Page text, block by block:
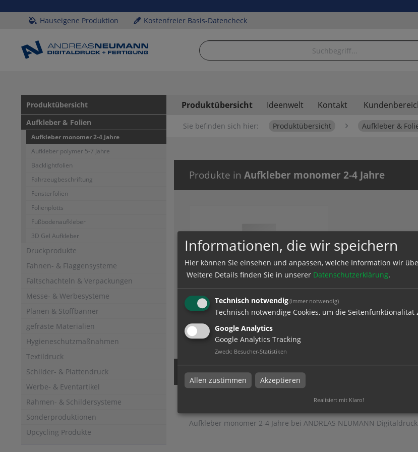
Hauseigene Produktion Kostenfreier Basis-Datencheck
Produktübersicht
Aufkleber & Folien
Aufkleber monomer 2-4 Jahre
Aufkleber polymer 5-7 Jahre
Backlightfolien
Fahrzeugbeschriftung
Fensterfolien
Folienplotts
Fußbodenaufkleber
3D Gel Aufkleber
Druckprodukte
Fahnen- & Flaggensysteme
Faltschachteln & Verpackungen
Messe- & Werbesysteme
Planen & Stoffbanner
gefräste Materialien
Hygieneschutzmaßnahmen
Textildruck
Schilder- & Plattendruck
Werbe- & Eventartikel
Rahmen- & Schildersysteme
Sonderproduktionen
Upcycling Produkte
Produktübersicht Ideenwelt Kontakt
Sie befinden sich hier: Produktübersicht Aufkleber &
Produkte in Aufkleber monomer 2-4 Jahre
transparent
zum Artikel
Aufkleber monomer 2-4 Jahre
Aufkleber monomer 2-4 Jahre bei ANDREAS NEUMANN
Informationen, die wir speichern
Hier können Sie einsehen und anpassen, welche Information wir
Weitere Details finden Sie in unserer Datenschutzerklärung.
Technisch notwendig(immer notwendig)
Technisch notwendige Cookies, um die Seitenfunktionalität
Google Analytics
Google Analytics Tracking
Zweck: Besucher-Statistiken
Allen zustimmen Akzeptieren
Realisiert mit Klaro!